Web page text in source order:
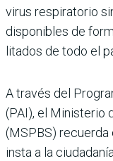
virus respiratorio
disponibles de
litados de todo el
A través del
(PAI), el Ministerio
(MSPBS) recuerda
insta a la